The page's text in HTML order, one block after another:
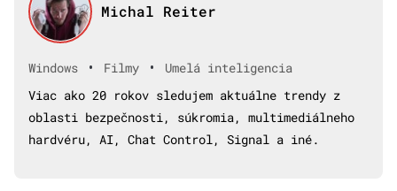
Michal Reiter
Windows • Filmy •
Umelá inteligencia
Viac ako 20 rokov sledujem aktuálne trendy z
oblasti bezpečnosti, súkromia, multimediálneho
hardvéru, AI, Chat Control, Signal a iné.